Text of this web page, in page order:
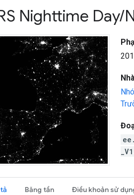
Nighttime Day/
Băng tần Điều khoản sử